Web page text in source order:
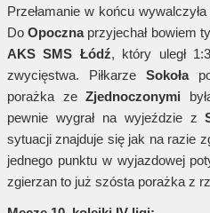
Przełamanie w końcu wywalczyła
DoOpocznaprzyjechał bowiem
AKS SMS Łódź, który uległ
zwycięstwa. Piłkarze Sokoła
porażka zeZjednoczonymi
pewnie wygrał na wyjeździe z
sytuacji znajduje się jak na razie
jednego punktu w wyjazdowej
zgierzan to już szósta porażka z